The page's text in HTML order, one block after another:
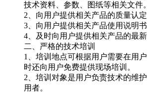
技术资料、参数、图纸等相关文件。
2、向用户提供相关产品的质量认定
3、向用户提供相关产品使用说明书
4、及时向用户提供相关产品的最新
二、严格的技术培训
1、培训地点可根据用户需要在用
时还向用户免费提供现场培训。
2、培训对象是用户负责技术的维
用者。